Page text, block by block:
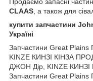
CLAAS , а також для
купити запчастини
Україні
Запчастини Great
KINZE КИНЗІ КІНЗА
ДЖОН Дір, KINZE КИНЗІ
Запчастини Great